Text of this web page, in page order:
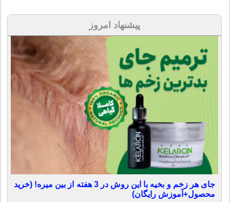
پیشنهاد امروز
جای هر زخم و بخیه با این روش در 3 هفته از بین میره! (خرید
محصول+آموزش رایگان)